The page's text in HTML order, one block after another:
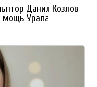
Данил Козлов
мощь Урала